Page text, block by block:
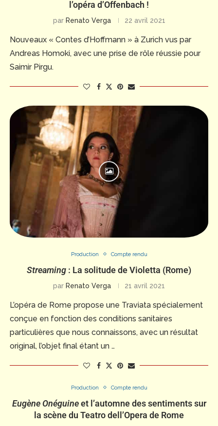
l’opéra d’Offenbach !
par Renato Verga 22 avril 2021
Nouveaux « Contes d’Hoffmann » à Zurich vus par
Andreas Homoki, avec une prise de rôle réussie pour
Saimir Pirgu.
Production Compte rendu
Streaming : La solitude de Violetta (Rome)
par Renato Verga 21 avril 2021
L’opéra de Rome propose une Traviata spécialement
conçue en fonction des conditions sanitaires
particulières que nous connaissons, avec un résultat
original, l’objet final étant un …
Production Compte rendu
Eugène Onéguineet l’automne des sentiments sur
la scène du Teatro dell’Opera de Rome